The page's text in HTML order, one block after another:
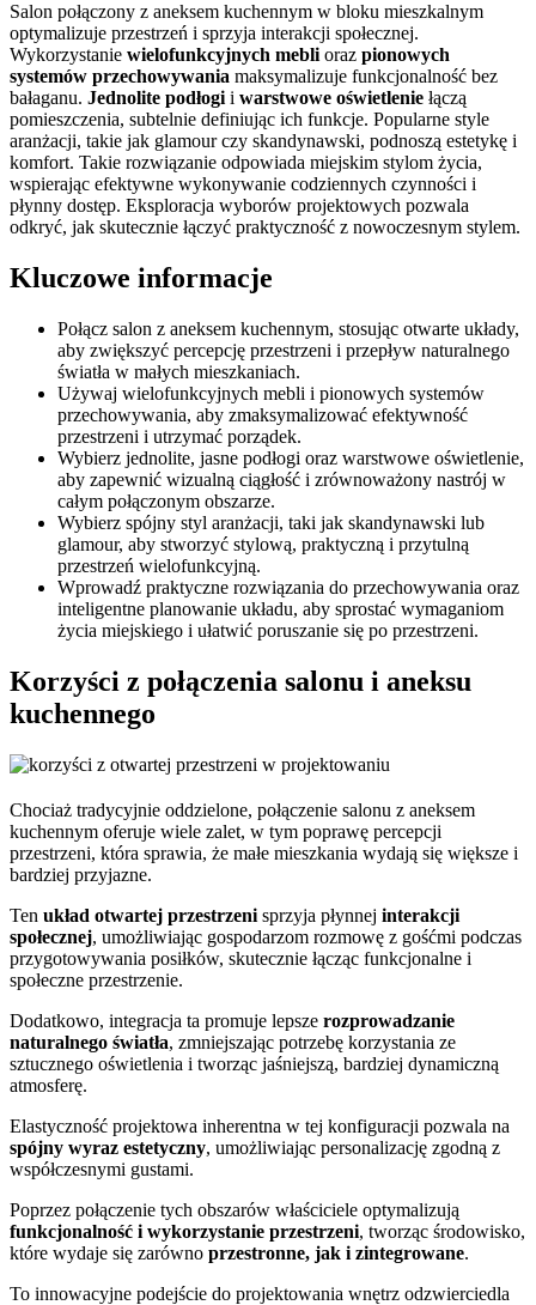
Salon połączony z aneksem kuchennym w bloku mieszkalnym
optymalizuje przestrzeń i sprzyja interakcji społecznej.
Wykorzystanie wielofunkcyjnych mebli oraz pionowych
systemów przechowywania maksymalizuje funkcjonalność bez
bałaganu. Jednolite podłogi i warstwowe oświetlenie łączą
pomieszczenia, subtelnie definiując ich funkcje. Popularne style
aranżacji, takie jak glamour czy skandynawski, podnoszą estetykę i
komfort. Takie rozwiązanie odpowiada miejskim stylom życia,
wspierając efektywne wykonywanie codziennych czynności i
płynny dostęp. Eksploracja wyborów projektowych pozwala
odkryć, jak skutecznie łączyć praktyczność z nowoczesnym stylem.
Kluczowe informacje
Połącz salon z aneksem kuchennym, stosując otwarte układy,
aby zwiększyć percepcję przestrzeni i przepływ naturalnego
światła w małych mieszkaniach.
Używaj wielofunkcyjnych mebli i pionowych systemów
przechowywania, aby zmaksymalizować efektywność
przestrzeni i utrzymać porządek.
Wybierz jednolite, jasne podłogi oraz warstwowe oświetlenie,
aby zapewnić wizualną ciągłość i zrównoważony nastrój w
całym połączonym obszarze.
Wybierz spójny styl aranżacji, taki jak skandynawski lub
glamour, aby stworzyć stylową, praktyczną i przytulną
przestrzeń wielofunkcyjną.
Wprowadź praktyczne rozwiązania do przechowywania oraz
inteligentne planowanie układu, aby sprostać wymaganiom
życia miejskiego i ułatwić poruszanie się po przestrzeni.
Korzyści z połączenia salonu i aneksu
kuchennego
Chociaż tradycyjnie oddzielone, połączenie salonu z aneksem
kuchennym oferuje wiele zalet, w tym poprawę percepcji
przestrzeni, która sprawia, że małe mieszkania wydają się większe i
bardziej przyjazne.
Ten układ otwartej przestrzeni sprzyja płynnej interakcji
społecznej, umożliwiając gospodarzom rozmowę z gośćmi podczas
przygotowywania posiłków, skutecznie łącząc funkcjonalne i
społeczne przestrzenie.
Dodatkowo, integracja ta promuje lepsze rozprowadzanie
naturalnego światła, zmniejszając potrzebę korzystania ze
sztucznego oświetlenia i tworząc jaśniejszą, bardziej dynamiczną
atmosferę.
Elastyczność projektowa inherentna w tej konfiguracji pozwala na
spójny wyraz estetyczny, umożliwiając personalizację zgodną z
współczesnymi gustami.
Poprzez połączenie tych obszarów właściciele optymalizują
funkcjonalność i wykorzystanie przestrzeni, tworząc środowisko,
które wydaje się zarówno przestronne, jak i zintegrowane.
To innowacyjne podejście do projektowania wnętrz odzwierciedla